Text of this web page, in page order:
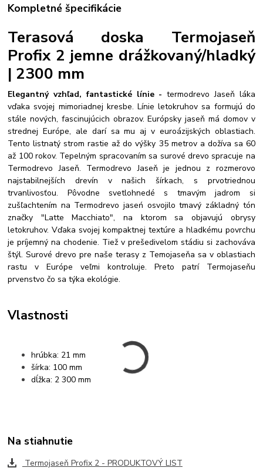
Kompletné špecifikácie
Terasová doska Termojaseň
Profix 2 jemne drážkovaný/hladký
| 2300 mm
Elegantný vzhľad, fantastické línie -termodrevo Jaseň láka
vďaka svojej mimoriadnej kresbe. Línie letokruhov sa formujú do
stále nových, fascinujúcich obrazov. Európsky jaseň má domov v
strednej Európe, ale darí sa mu aj v euroázijských oblastiach.
Tento listnatý strom rastie až do výšky 35 metrov a dožíva sa 60
až 100 rokov. Tepelným spracovaním sa surové drevo spracuje na
Termodrevo Jaseň. Termodrevo Jaseň je jednou z rozmerovo
najstabilnejších drevín v našich šírkach, s prvotriednou
trvanlivosťou. Pôvodne svetlohnedé s tmavým jadrom si
zušľachtením na Termodrevo jaseń osvojilo tmavý základný tón
značky "Latte Macchiato", na ktorom sa objavujú obrysy
letokruhov. Vďaka svojej kompaktnej textúre a hladkému povrchu
je príjemný na chodenie. Tiež v prešedivelom stádiu si zachováva
štýl. Surové drevo pre naše terasy z Temojaseňa sa v oblastiach
rastu v Európe veľmi kontroluje. Preto patrí Termojaseňu
prvenstvo čo sa týka ekológie.
Vlastnosti
hrúbka: 21 mm
šírka: 100 mm
dĺžka: 2 300 mm
Na stiahnutie
Termojaseň Profix 2 - PRODUKTOVÝ LIST